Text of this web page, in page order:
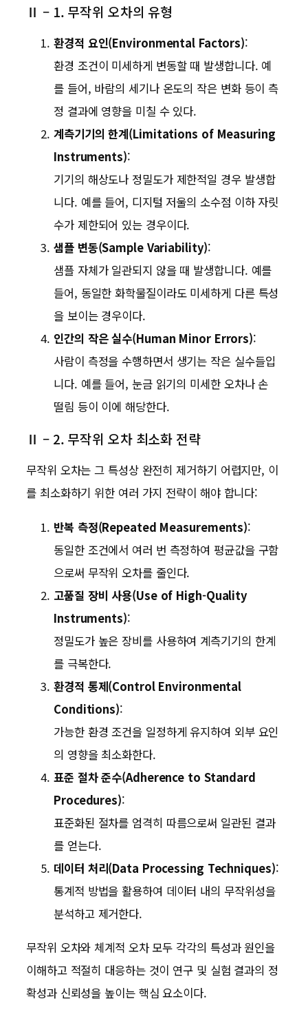
Ⅱ – 1. 무작위 오차의 유형
환경적 요인(Environmental Factors):
환경 조건이 미세하게 변동할 때 발생합니다. 예
를 들어, 바람의 세기나 온도의 작은 변화 등이 측
정 결과에 영향을 미칠 수 있다.
계측기기의 한계(Limitations of Measuring
Instruments):
기기의 해상도나 정밀도가 제한적일 경우 발생합
니다. 예를 들어, 디지털 저울의 소수점 이하 자릿
수가 제한되어 있는 경우이다.
샘플 변동(Sample Variability):
샘플 자체가 일관되지 않을 때 발생합니다. 예를
들어, 동일한 화학물질이라도 미세하게 다른 특성
을 보이는 경우이다.
인간의 작은 실수(Human Minor Errors):
사람이 측정을 수행하면서 생기는 작은 실수들입
니다. 예를 들어, 눈금 읽기의 미세한 오차나 손
떨림 등이 이에 해당한다.
Ⅱ – 2. 무작위 오차 최소화 전략
무작위 오차는 그 특성상 완전히 제거하기 어렵지만, 이
를 최소화하기 위한 여러 가지 전략이 해야 합니다:
반복 측정(Repeated Measurements):
동일한 조건에서 여러 번 측정하여 평균값을 구함
으로써 무작위 오차를 줄인다.
고품질 장비 사용(Use of High-Quality
Instruments):
정밀도가 높은 장비를 사용하여 계측기기의 한계
를 극복한다.
환경적 통제(Control Environmental
Conditions):
가능한 환경 조건을 일정하게 유지하여 외부 요인
의 영향을 최소화한다.
표준 절차 준수(Adherence to Standard
Procedures):
표준화된 절차를 엄격히 따름으로써 일관된 결과
를 얻는다.
데이터 처리(Data Processing Techniques):
통계적 방법을 활용하여 데이터 내의 무작위성을
분석하고 제거한다.
무작위 오차와 체계적 오차 모두 각각의 특성과 원인을
이해하고 적절히 대응하는 것이 연구 및 실험 결과의 정
확성과 신뢰성을 높이는 핵심 요소이다.